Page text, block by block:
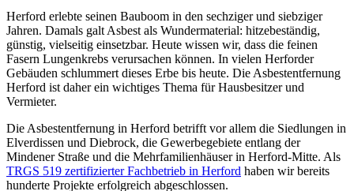
Herford erlebte seinen Bauboom in den sechziger und siebziger
Jahren. Damals galt Asbest als Wundermaterial: hitzebeständig,
günstig, vielseitig einsetzbar. Heute wissen wir, dass die feinen
Fasern Lungenkrebs verursachen können. In vielen Herforder
Gebäuden schlummert dieses Erbe bis heute. Die Asbestentfernung
Herford ist daher ein wichtiges Thema für Hausbesitzer und
Vermieter.
Die Asbestentfernung in Herford betrifft vor allem die Siedlungen in
Elverdissen und Diebrock, die Gewerbegebiete entlang der
Mindener Straße und die Mehrfamilienhäuser in Herford-Mitte. Als
TRGS 519 zertifizierter Fachbetrieb in Herford haben wir bereits
hunderte Projekte erfolgreich abgeschlossen.